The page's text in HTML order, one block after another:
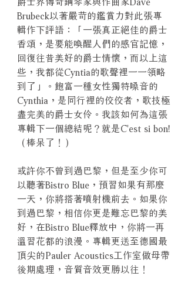
Brubeck以著嚴苛的鑑賞力對此張專
輯作下評語：「一張真正絕佳的爵士
香頌，是要能喚醒人們的感官記憶，
回復往昔美好的爵士情懷，而以上這
些，我都從Cyntia的歌聲裡一一領略
到了」。飽富一種女性獨特嗓音的
Cynthia，是同行裡的佼佼者，歌技極
盡完美的爵士女伶。我該如何為這張
專輯下一個總結呢？就是C'est si bon!
（棒呆了！）
或許你不曾到過巴黎，但是至少你可
以聽著Bistro Blue，預習如果有那麼
一天，你將搭著噴射機前去。如果你
到過巴黎，相信你更是難忘巴黎的美
好，在Bistro Blue釋放中，你將一再
溫習花都的浪漫。專輯更送至德國最
頂尖的Pauler Acoustics工作室做母帶
後期處理，音質音效更勝以往！